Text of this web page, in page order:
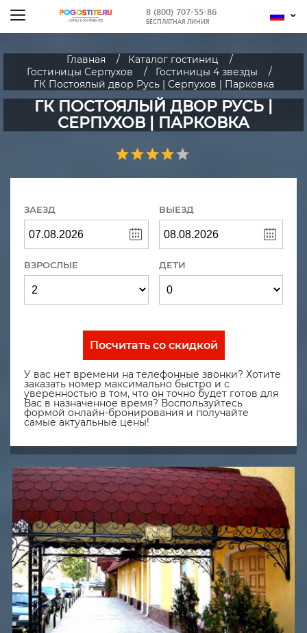
8 (800) 707-55-86
БЕСПЛАТНАЯ ЛИНИЯ
Главная
Каталог гостиниц
Гостиницы Серпухов
Гостиницы 4 звезды
ГК Постоялый двор Русь | Серпухов | Парковка
ГК ПОСТОЯЛЫЙ ДВОР РУСЬ |
СЕРПУХОВ | ПАРКОВКА
ЗАЕЗД ВЫЕЗД
ВЗРОСЛЫЕ ДЕТИ
Посчитать со скидкой
У вас нет времени на телефонные звонки? Хотите
заказать номер максимально быстро и с
уверенностью в том, что он точно будет готов для
Вас в назначенное время? Воспользуйтесь
формой онлайн-бронирования и получайте
самые актуальные цены!